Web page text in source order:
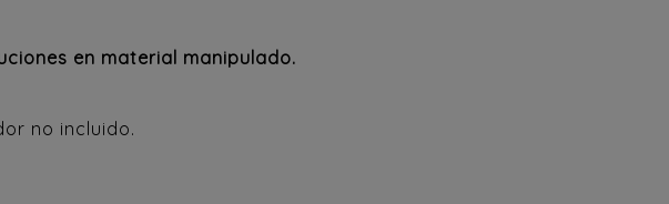
en material manipulado.
no incluido.